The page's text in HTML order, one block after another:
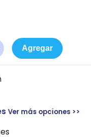
Agregar
Ver más opciones >>